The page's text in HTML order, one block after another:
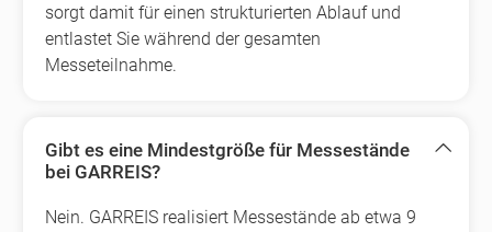
sorgt damit für einen strukturierten Ablauf und
entlastet Sie während der gesamten
Messeteilnahme.
Gibt es eine Mindestgröße für Messestände
bei GARREIS?
Nein. GARREIS realisiert Messestände ab etwa 9